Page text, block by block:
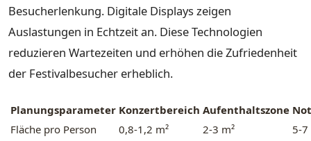
Besucherlenkung. Digitale Displays zeigen
Auslastungen in Echtzeit an. Diese Technologien
reduzieren Wartezeiten und erhöhen die Zufriedenheit
der Festivalbesucher erheblich.
Planungsparameter Konzertbereich Aufenthaltszone
Fläche pro Person
0,8-1,2 m² 2-3 m²
5-7